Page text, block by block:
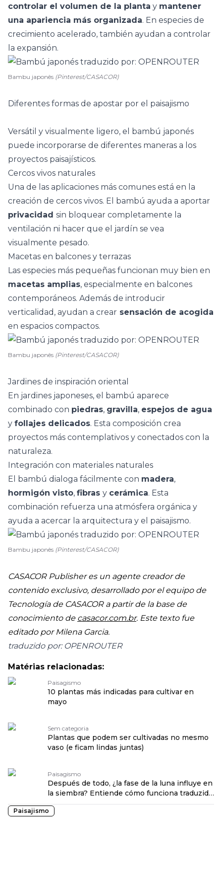
controlar el volumen de la planta y mantener
una apariencia más organizada. En especies de
crecimiento acelerado, también ayudan a controlar
la expansión.
Bambu japonês (Pinterest/CASACOR)
Diferentes formas de apostar por el paisajismo
Versátil y visualmente ligero, el bambú japonés
puede incorporarse de diferentes maneras a los
proyectos paisajísticos.
Cercos vivos naturales
Una de las aplicaciones más comunes está en la
creación de cercos vivos. El bambú ayuda a aportar
privacidad sin bloquear completamente la
ventilación ni hacer que el jardín se vea
visualmente pesado.
Macetas en balcones y terrazas
Las especies más pequeñas funcionan muy bien en
macetas amplias, especialmente en balcones
contemporáneos. Además de introducir
verticalidad, ayudan a crear sensación de acogida
en espacios compactos.
Bambu japonês (Pinterest/CASACOR)
Jardines de inspiración oriental
En jardines japoneses, el bambú aparece
combinado con piedras, gravilla, espejos de agua
y follajes delicados. Esta composición crea
proyectos más contemplativos y conectados con la
naturaleza.
Integración con materiales naturales
El bambú dialoga fácilmente con madera,
hormigón visto, fibras y cerámica. Esta
combinación refuerza una atmósfera orgánica y
ayuda a acercar la arquitectura y el paisajismo.
Bambu japonês (Pinterest/CASACOR)
CASACOR Publisher es un agente creador de
contenido exclusivo, desarrollado por el equipo de
Tecnología de CASACOR a partir de la base de
conocimiento de casacor.com.br. Este texto fue
editado por Milena Garcia.
traduzido por: OPENROUTER
Matérias relacionadas:
Paisagismo
10 plantas más indicadas para cultivar en
mayo
Sem categoria
Plantas que podem ser cultivadas no mesmo
vaso (e ficam lindas juntas)
Paisagismo
Después de todo, ¿la fase de la luna influye en
la siembra? Entiende cómo funciona traduzido
por: OPENROUTER
Paisajismo